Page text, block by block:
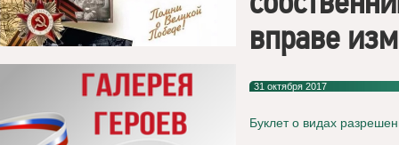
вправе
31 октября 2017
Буклет о видах